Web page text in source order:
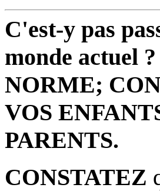
C'est-y pas
monde actuel ?
NORME;
VOS
PARENTS.
CONSTATEZ